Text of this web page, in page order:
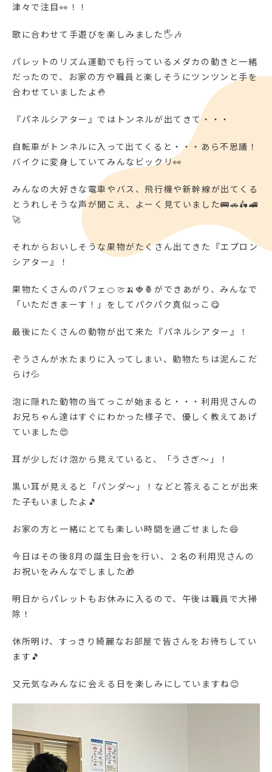
津々で注目👀！！
歌に合わせて手遊びを楽しみました🖐🎶
パレットのリズム運動でも行っているメダカの動きと一緒
だったので、お家の方や職員と楽しそうにツンツンと手を
合わせていましたよ🤚
『パネルシアター』ではトンネルが出てきて・・・
自転車がトンネルに入って出てくると・・・あら不思議！
バイクに変身していてみんなビックリ👀
みんなの大好きな電車やバス、飛行機や新幹線が出てくる
とうれしそうな声が聞こえ、よーく見ていました🚌🚗🛵🚄
🚀
それからおいしそうな果物がたくさん出てきた『エプロン
シアター』！
果物たくさんのパフェ🍊🍈🍌🍓🍍ができあがり、みんなで
「いただきまーす！」をしてパクパク真似っこ😋
最後にたくさんの動物が出て来た『パネルシアター』！
ぞうさんが水たまりに入ってしまい、動物たちは泥んこだ
らけ💦
泡に隠れた動物の当てっこが始まると・・・利用児さんの
お兄ちゃん達はすぐにわかった様子で、優しく教えてあげ
ていました😍
耳が少しだけ泡から見えていると、「うさぎ～」！
黒い耳が見えると「パンダ～」！などと答えることが出来
た子もいましたよ🎵
お家の方と一緒にとても楽しい時間を過ごせました😄
今日はその後8月の誕生日会を行い、２名の利用児さんの
お祝いをみんなでしました🎁
明日からパレットもお休みに入るので、午後は職員で大掃
除！
休所明け、すっきり綺麗なお部屋で皆さんをお待ちしてい
ます🎵
又元気なみんなに会える日を楽しみにしていますね😊